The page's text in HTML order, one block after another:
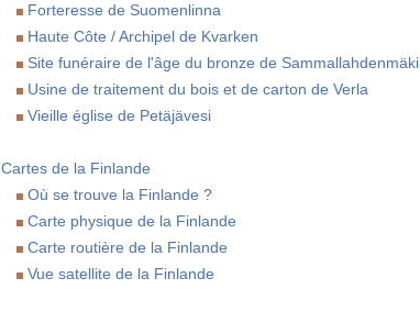
Forteresse de Suomenlinna
Haute Côte / Archipel de Kvarken
Site funéraire de l'âge du bronze de Sammallahdenmäki
Usine de traitement du bois et de carton de Verla
Vieille église de Petäjävesi
Cartes de la Finlande
Où se trouve la Finlande ?
Carte physique de la Finlande
Carte routière de la Finlande
Vue satellite de la Finlande